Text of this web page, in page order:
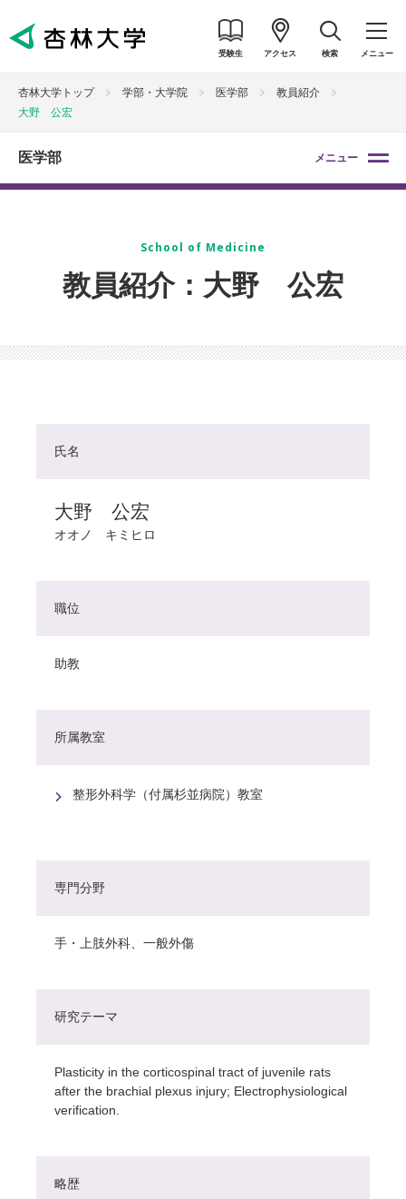
受験生 アクセス 検索 メニュー
杏林大学トップ 学部・大学院 医学部
教員紹介
大野 公宏
医学部 メニュー
School of Medicine
教員紹介：大野 公宏
氏名
大野 公宏
オオノ キミヒロ
職位
助教
所属教室
整形外科学（付属杉並病院）教室
専門分野
手・上肢外科、一般外傷
研究テーマ
Plasticity in the corticospinal tract of juvenile rats
after the brachial plexus injury; Electrophysiological
verification.
略歴